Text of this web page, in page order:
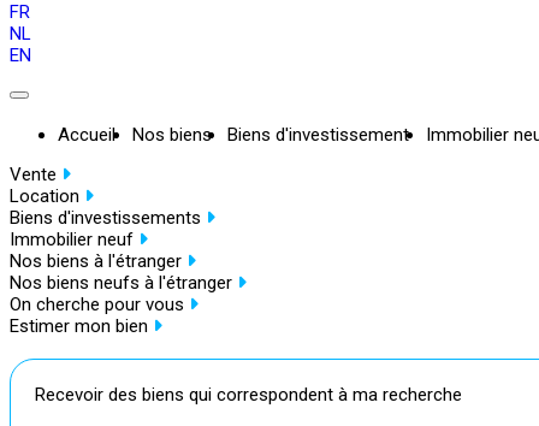
FR
NL
EN
Accueil Nos biens Biens d'investissement
Immobilier
Vente
Location
Biens d'investissements
Immobilier neuf
Nos biens à l'étranger
Nos biens neufs à l'étranger
On cherche pour vous
Estimer mon bien
Recevoir des biens qui correspondent à ma recherche